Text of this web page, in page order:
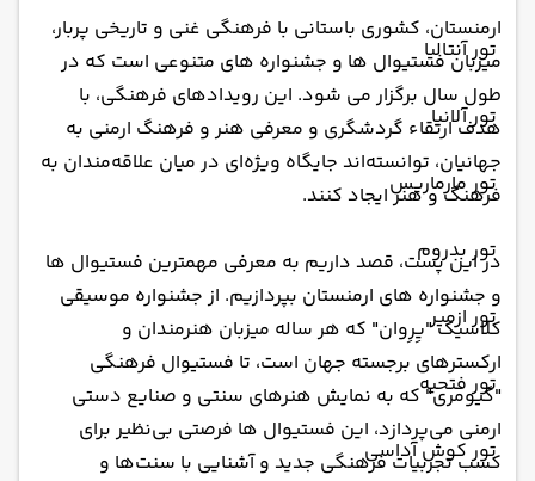
تور آنتالیا
تور آلانیا
تور مارماریس
تور بدروم
تور ازمیر
تور فتحیه
تور کوش آداسی
ارمنستان، کشوری باستانی با فرهنگی غنی و تاریخی پربار،
میزبان فستیوال ها و جشنواره های متنوعی است که در
طول سال برگزار می شود. این رویدادهای فرهنگی، با
هدف ارتقاء گردشگری و معرفی هنر و فرهنگ ارمنی به
جهانیان، توانسته‌اند جایگاه ویژه‌ای در میان علاقه‌مندان به
فرهنگ و هنر ایجاد کنند.
در این پست، قصد داریم به معرفی مهمترین فستیوال ها
و جشنواره های ارمنستان بپردازیم. از جشنواره موسیقی
کلاسیک "یِرِوان" که هر ساله میزبان هنرمندان و
ارکسترهای برجسته جهان است، تا فستیوال فرهنگی
"گیومری" که به نمایش هنرهای سنتی و صنایع دستی
ارمنی می‌پردازد، این فستیوال ها فرصتی بی‌نظیر برای
کسب تجربیات فرهنگی جدید و آشنایی با سنت‌ها و